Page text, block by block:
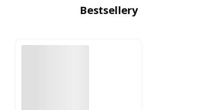
Bestsellery